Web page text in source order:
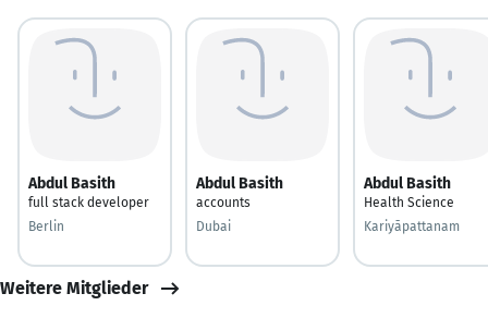
Abdul Basith
full stack developer
Berlin
Abdul Basith
accounts
Dubai
Abdul Basith
Health Science
Kariyāpattanam
Weitere Mitglieder